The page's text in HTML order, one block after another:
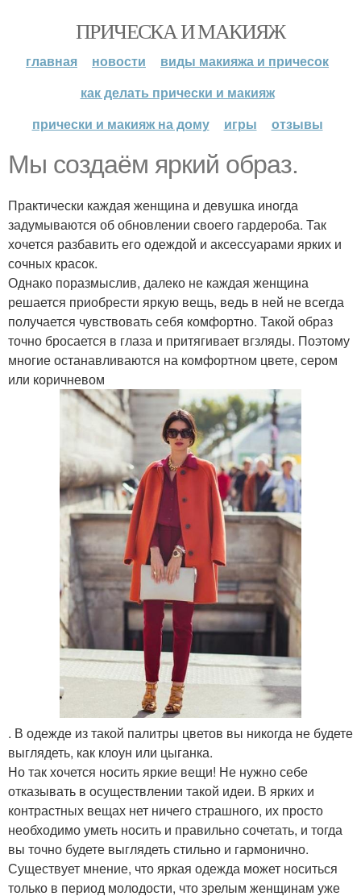
ПРИЧЕСКА И МАКИЯЖ
главная новости
виды макияжа и причесок
как делать прически и макияж
прически и макияж на дому
игры отзывы
Мы создаём яркий образ.
Практически каждая женщина и девушка иногда
задумываются об обновлении своего гардероба. Так
хочется разбавить его одеждой и аксессуарами ярких и
сочных красок.
Однако поразмыслив, далеко не каждая женщина
решается приобрести яркую вещь, ведь в ней не всегда
получается чувствовать себя комфортно. Такой образ
точно бросается в глаза и притягивает вгзляды. Поэтому
многие останавливаются на комфортном цвете, сером
или коричневом
. В одежде из такой палитры цветов вы никогда не будете
выглядеть, как клоун или цыганка.
Но так хочется носить яркие вещи! Не нужно себе
отказывать в осуществлении такой идеи. В ярких и
контрастных вещах нет ничего страшного, их просто
необходимо уметь носить и правильно сочетать, и тогда
вы точно будете выглядеть стильно и гармонично.
Существует мнение, что яркая одежда может носиться
только в период молодости, что зрелым женщинам уже